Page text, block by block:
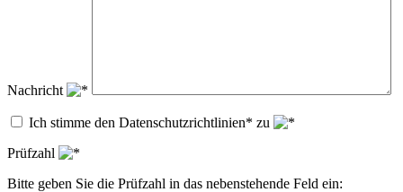
Nachricht
Ich stimme den Datenschutzrichtlinien* zu
Prüfzahl
Bitte geben Sie die Prüfzahl in das nebenstehende Feld ein: